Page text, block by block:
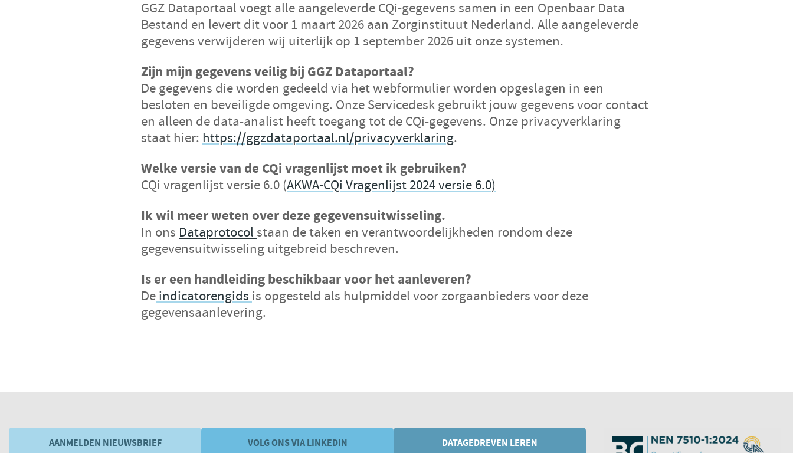
GGZ Dataportaal voegt alle aangeleverde CQi-gegevens samen in een Openbaar Data
Bestand en levert dit voor 1 maart 2026 aan Zorginstituut Nederland. Alle aangeleverde
gegevens verwijderen wij uiterlijk op 1 september 2026 uit onze systemen.
Zijn mijn gegevens veilig bij GGZ Dataportaal?
De gegevens die worden gedeeld via het webformulier worden opgeslagen in een
besloten en beveiligde omgeving. Onze Servicedesk gebruikt jouw gegevens voor contact
en alleen de data-analist heeft toegang tot de CQi-gegevens. Onze privacyverklaring
staat hier: https://ggzdataportaal.nl/privacyverklaring.
Welke versie van de CQi vragenlijst moet ik gebruiken?
CQi vragenlijst versie 6.0 (AKWA-CQi Vragenlijst 2024 versie 6.0)
Ik wil meer weten over deze gegevensuitwisseling.
In ons Dataprotocol staan de taken en verantwoordelijkheden rondom deze
gegevensuitwisseling uitgebreid beschreven.
Is er een handleiding beschikbaar voor het aanleveren?
De indicatorengids is opgesteld als hulpmiddel voor zorgaanbieders voor deze
gegevensaanlevering.
AANMELDEN NIEUWSBRIEF VOLG ONS VIA LINKEDIN DATAGEDREVEN LEREN